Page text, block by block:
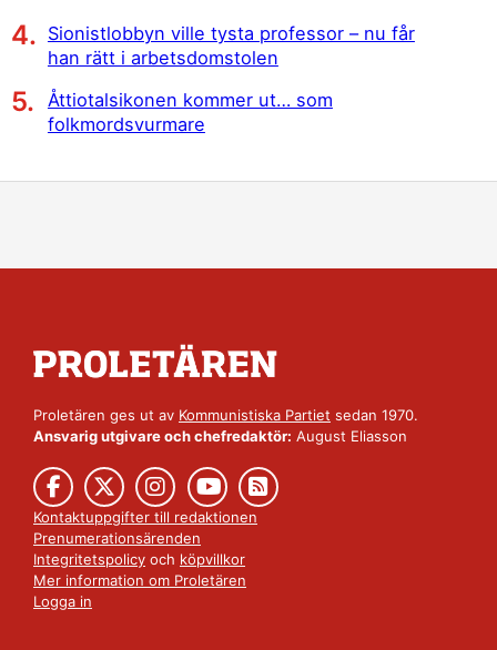
Sionistlobbyn ville tysta professor – nu får
han rätt i arbetsdomstolen
Åttiotalsikonen kommer ut… som
folkmordsvurmare
Proletären ges ut av Kommunistiska Partiet sedan 1970.
Ansvarig utgivare och chefredaktör: August Eliasson
Kontaktuppgifter till redaktionen
Prenumerationsärenden
Integritetspolicy och köpvillkor
Mer information om Proletären
Logga in